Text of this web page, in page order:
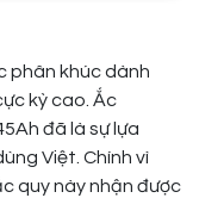
phân khúc dành
kỳ cao. Ắc
đã là sự lựa
Việt. Chính vì
quy này nhận được